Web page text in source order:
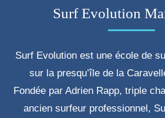
Surf Evolution
Surf Evolution est une école de
sur la presqu’île de la
Fondée par Adrien Rapp, triple
ancien surfeur professionnel,